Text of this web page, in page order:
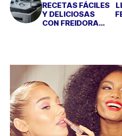
RECETAS FÁCILES
Y DELICIOSAS
CON FREIDORA